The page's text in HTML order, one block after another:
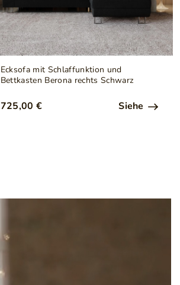
Ecksofa mit Schlaffunktion und
Bettkasten Berona rechts Schwarz
725,00 € Siehe